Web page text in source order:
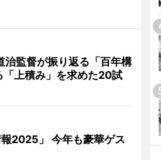
治監督が振り返る「百年構
上積み」を求めた20試
2025」 今年も豪華ゲス